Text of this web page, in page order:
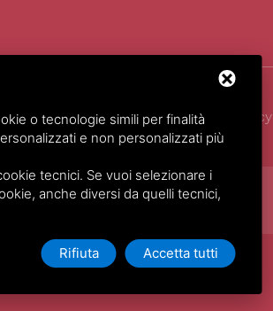
2026 All Rights Reserved. Privacy policy
o tecnologie simili per finalità
e non personalizzati più
tecnici. Se vuoi selezionare i
anche diversi da quelli tecnici,
Rifiuta Accetta tutti